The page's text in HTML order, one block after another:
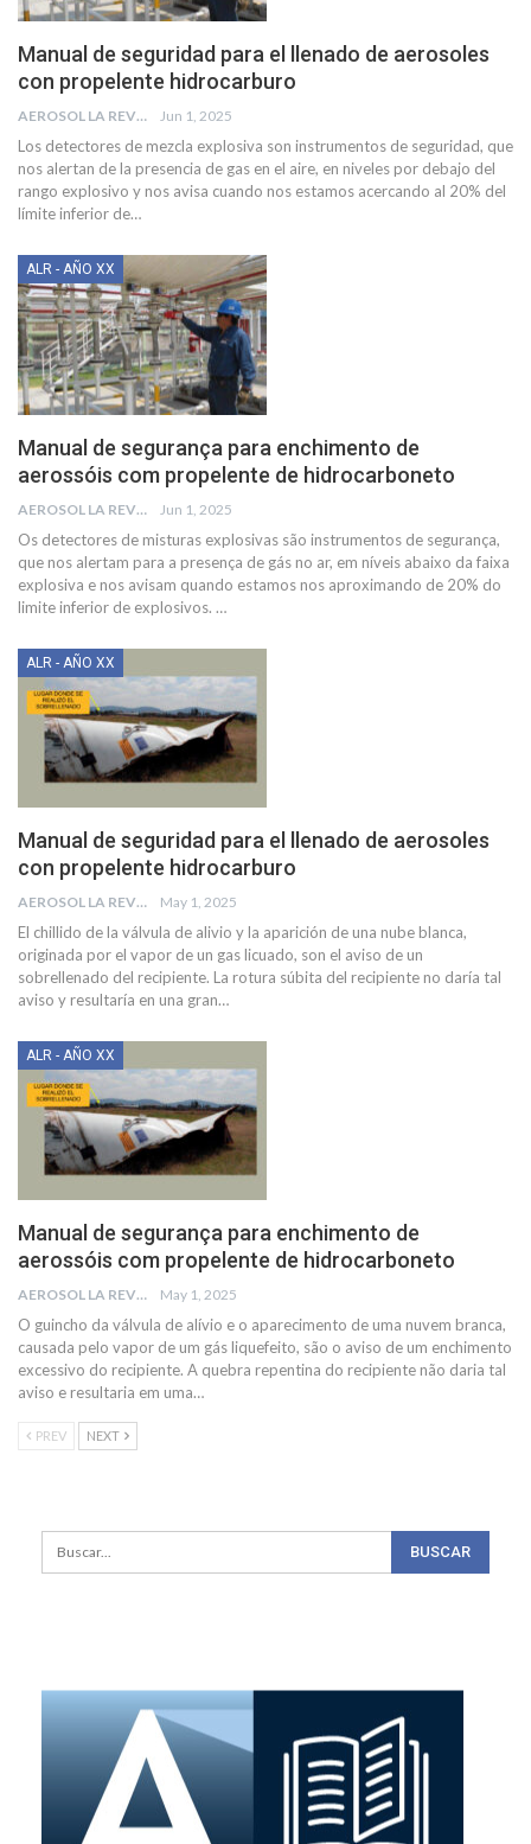
Manual de seguridad para el llenado de aerosoles
con propelente hidrocarburo
AEROSOL LA REVISTA Jun 1, 2025
Los detectores de mezcla explosiva son instrumentos de seguridad, que
nos alertan de la presencia de gas en el aire, en niveles por debajo del
rango explosivo y nos avisa cuando nos estamos acercando al 20% del
límite inferior de…
ALR - AÑO XX
Manual de segurança para enchimento de
aerossóis com propelente de hidrocarboneto
AEROSOL LA REVISTA Jun 1, 2025
Os detectores de misturas explosivas são instrumentos de segurança,
que nos alertam para a presença de gás no ar, em níveis abaixo da faixa
explosiva e nos avisam quando estamos nos aproximando de 20% do
limite inferior de explosivos. …
ALR - AÑO XX
Manual de seguridad para el llenado de aerosoles
con propelente hidrocarburo
AEROSOL LA REVISTA May 1, 2025
El chillido de la válvula de alivio y la aparición de una nube blanca,
originada por el vapor de un gas licuado, son el aviso de un
sobrellenado del recipiente. La rotura súbita del recipiente no daría tal
aviso y resultaría en una gran…
ALR - AÑO XX
Manual de segurança para enchimento de
aerossóis com propelente de hidrocarboneto
AEROSOL LA REVISTA May 1, 2025
O guincho da válvula de alívio e o aparecimento de uma nuvem branca,
causada pelo vapor de um gás liquefeito, são o aviso de um enchimento
excessivo do recipiente. A quebra repentina do recipiente não daria tal
aviso e resultaria em uma…
PREV NEXT